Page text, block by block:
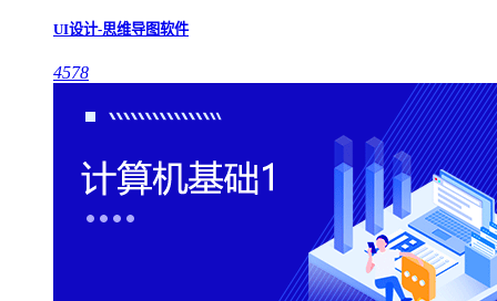
UI设计-思维导图软件
4578